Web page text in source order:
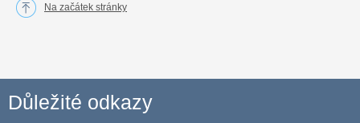
Na začátek stránky
Důležité odkazy